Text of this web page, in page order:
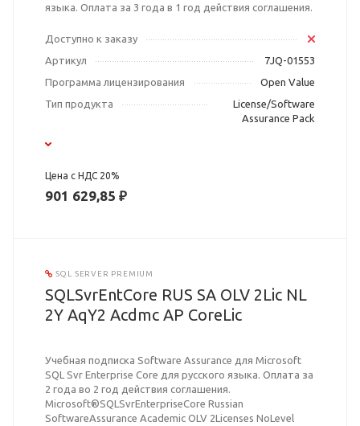
языка. Оплата за 3 года в 1 год действия соглашения.
Доступно к заказу
Артикул
7JQ-01553
Программа лицензирования
Open Value
Тип продукта
License/Software
Assurance Pack
Цена с НДС 20%
901 629,85 ₽
SQL SERVER PREMIUM
SQLSvrEntCore RUS SA OLV 2Lic NL
2Y AqY2 Acdmc AP CoreLic
Учебная подписка Software Assurance для Microsoft
SQL Svr Enterprise Core для русского языка. Оплата за
2 года во 2 год действия соглашения.
Microsoft®SQLSvrEnterpriseCore Russian
SoftwareAssurance Academic OLV 2Licenses NoLevel